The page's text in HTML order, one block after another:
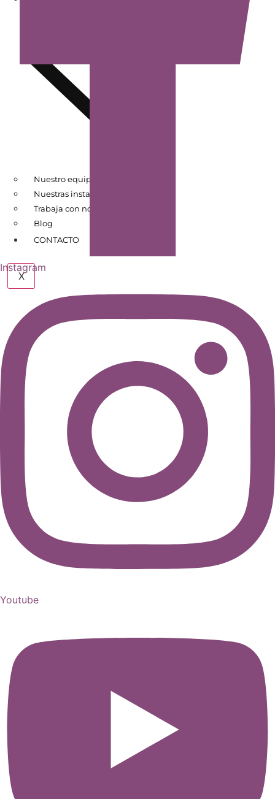
Nuestro equipo
Nuestras instalaciones
Trabaja con nosotros
Blog
CONTACTO
X
Instagram
Youtube